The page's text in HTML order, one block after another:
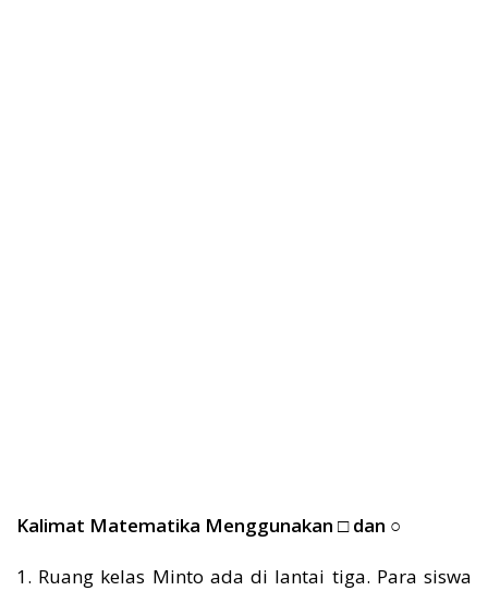
Kalimat Matematika Menggunakan □ dan ○
1. Ruang kelas Minto ada di lantai tiga. Para siswa